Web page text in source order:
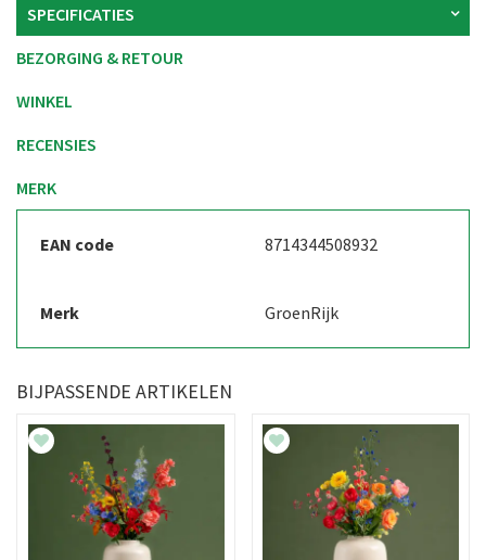
SPECIFICATIES
BEZORGING & RETOUR
WINKEL
RECENSIES
MERK
EAN code 8714344508932
Merk GroenRijk
BIJPASSENDE ARTIKELEN